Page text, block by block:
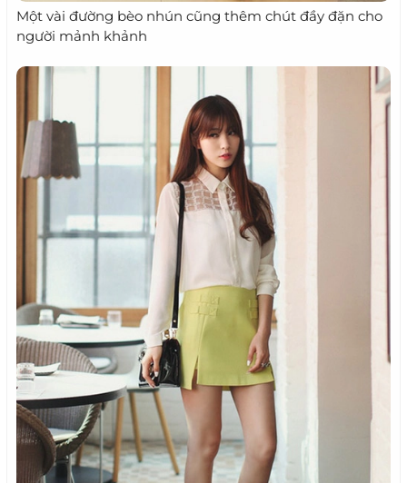
Một vài đường bèo nhún cũng thêm chút đầy đặn cho
người mảnh khảnh